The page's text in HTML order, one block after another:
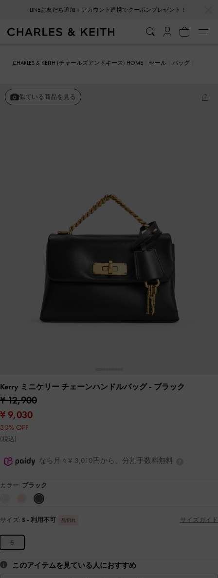
LINEお友だち追加＋アカウント連携でクーポンプレゼント！
CHARLES & KEITH (チャールズアンドキース) HOME セール
バッグ
似ている商品を見る
Kerry ミニケリー チェーンハンドルバッグ- ブラック
¥ 12,900
¥ 9,030
30% OFF
(税込)
なら月々¥ 3,010円から。分割手数料無料
カラー: ブラック
サイズ: S - 利用不可 品切れ サイズガイド
S
このアイテムを見ている人におすすめ